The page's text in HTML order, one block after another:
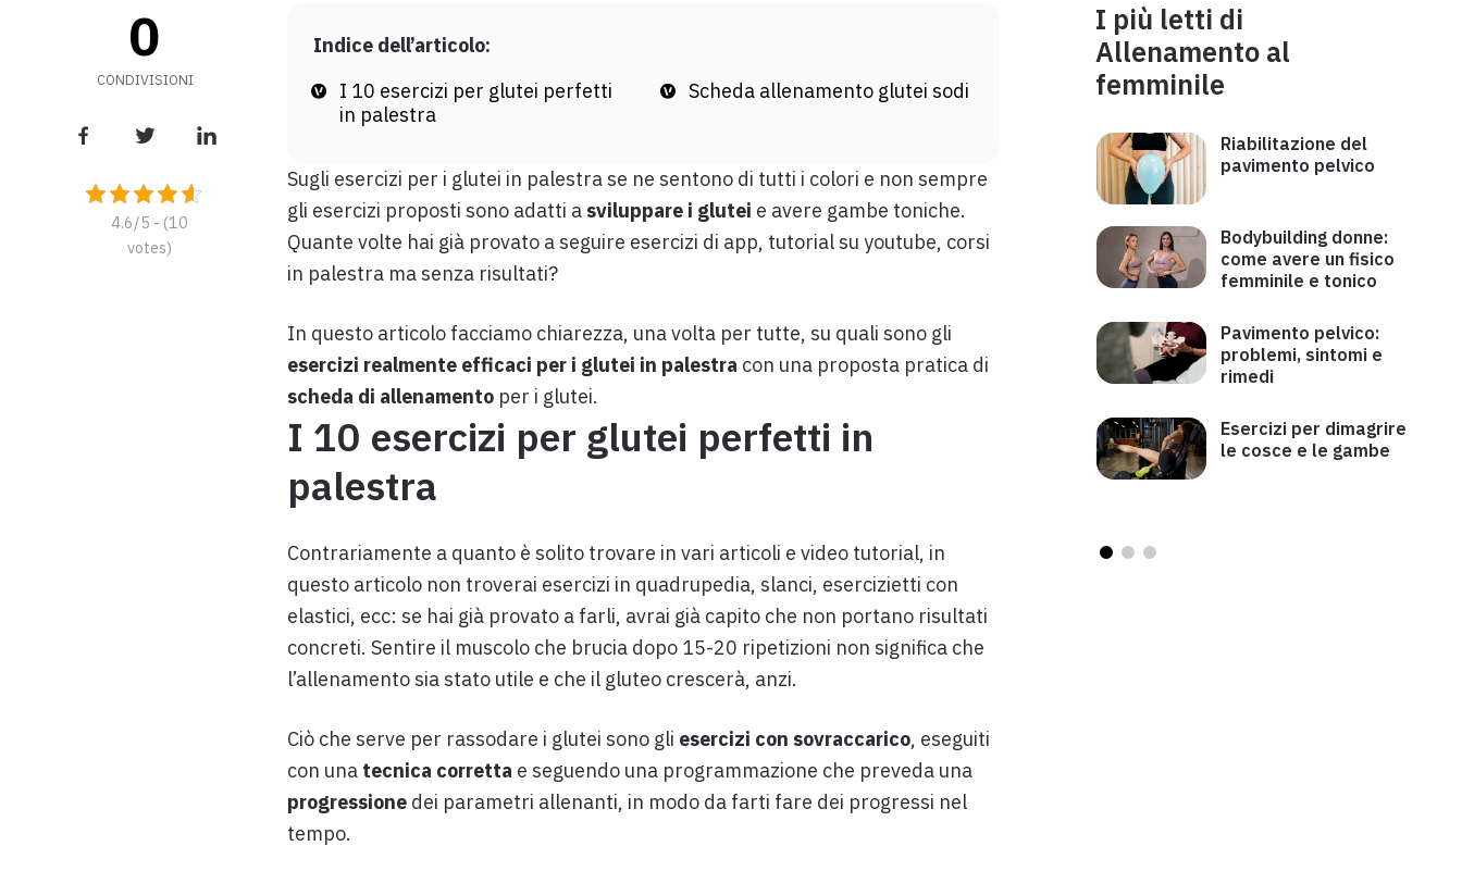
0
CONDIVISIONI
4.6/5 - (10
votes)
Indice dell’articolo:
I 10 esercizi per glutei perfetti
in palestra
Scheda allenamento glutei sodi
Sugli esercizi per i glutei in palestra se ne sentono di tutti i colori e non sempre
gli esercizi proposti sono adatti a sviluppare i glutei e avere gambe toniche.
Quante volte hai già provato a seguire esercizi di app, tutorial su youtube, corsi
in palestra ma senza risultati?
In questo articolo facciamo chiarezza, una volta per tutte, su quali sono gli
esercizi realmente efficaci per i glutei in palestra con una proposta pratica di
scheda di allenamentoper i glutei.
I 10 esercizi per glutei perfetti in
palestra
Contrariamente a quanto è solito trovare in vari articoli e video tutorial, in
questo articolo non troverai esercizi in quadrupedia, slanci, esercizietti con
elastici, ecc: se hai già provato a farli, avrai già capito che non portano risultati
concreti. Sentire il muscolo che brucia dopo 15-20 ripetizioni non significa che
l’allenamento sia stato utile e che il gluteo crescerà, anzi.
Ciò che serve per rassodare i glutei sono gli esercizi con sovraccarico, eseguiti
con unatecnica corretta e seguendo una programmazione che preveda una
progressionedei parametri allenanti, in modo da farti fare dei progressi nel
tempo.
I più letti di
Allenamento al
femminile
Riabilitazione del
pavimento pelvico
Bodybuilding donne:
come avere un fisico
femminile e tonico
Pavimento pelvico:
problemi, sintomi e
rimedi
Esercizi per dimagrire
le cosce e le gambe